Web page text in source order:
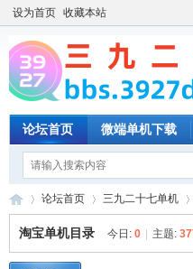
设为首页 收藏本站
论坛首页 微端单机下载
论坛首页 三九二十七单机
淘宝单机目录 今日: 0 主题: